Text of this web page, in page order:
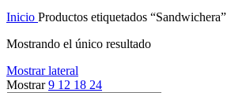
Inicio Productos etiquetados “Sandwichera”
Mostrando el único resultado
Mostrar lateral
Mostrar9 12 18 24